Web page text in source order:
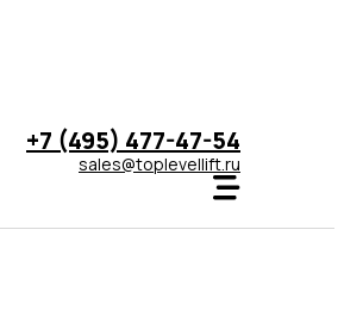
+7 (495) 477-47-54
sales@toplevellift.ru